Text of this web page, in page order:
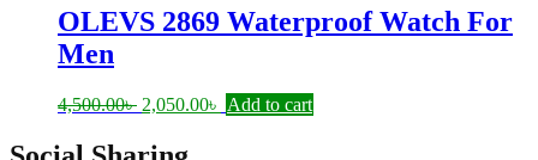
1,250.00৳ .750.00৳ .
OLEVS 2869 Waterproof Watch For
Men
4,500.00৳ Original
was:
2,050.00৳
Current
Add to cart